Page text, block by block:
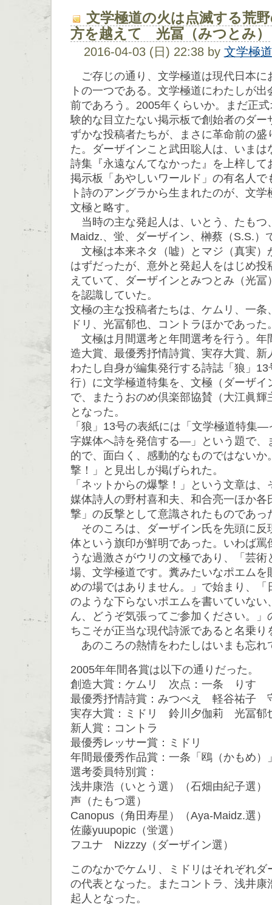
文学極道の火は点滅する荒
方を越えて 光冨（みつとみ）
2016-04-03 (日) 22:38 by 文学極
ご存じの通り、文学極道は現代日本に
トの一つである。文学極道にわたしが
前であろう。2005年くらいか。まだ正
験的な目立たない掲示板で創始者のダー
ずかな投稿者たちが、まさに革命前の盛
た。ダーザインこと武田聡人は、いまは
詩集『永遠なんてなかった』を上梓して
掲示板「あやしいワールド」の有名人で
ト詩のアングラから生まれたのが、文
文極と略す。
当時の主な発起人は、いとう、たもつ
Maidz.、蛍、ダーザイン、榊蔡（S.S.）
文極は本来ネタ（嘘）とマジ（真実）
はずだったが、意外と発起人をはじめ投
えていて、ダーザインとみつとみ（光
を認識していた。
文極の主な投稿者たちは、ケムリ、一条
ドリ、光冨郁也、コントラほかであった
文極は月間選考と年間選考を行う。年
造大賞、最優秀抒情詩賞、実存大賞、新
わたし自身が編集発行する詩誌「狼」
行）に文学極道特集を、文極（ダーザイ
で、またうおのめ倶楽部協賛（大江眞輝
となった。
「狼」13号の表紙には「文学極道特集
字媒体へ詩を発信する―」という題で、
的で、面白く、感動的なものではないか
撃！」と見出しが掲げられた。
「ネットからの爆撃！」という文章は
媒体詩人の野村喜和夫、和合亮一ほか各
撃」の反撃として意識されたものであっ
そのころは、ダーザイン氏を先頭に反
体という旗印が鮮明であった。いわば罵
うな過激さがウリの文極であり、「芸
場、文学極道です。糞みたいなポエムを
めの場ではありません。」で始まり、「
のような下らないポエムを書いていない
ん、どうぞ気張ってご参加ください。
ちこそが正当な現代詩派であると名乗り
あのころの熱情をわたしはいまも忘れ
2005年年間各賞は以下の通りだった。
創造大賞：ケムリ 次点：一条 りす
最優秀抒情詩賞：みつべえ 軽谷祐子
実存大賞：ミドリ 鈴川夕伽莉 光冨郁
新人賞：コントラ
最優秀レッサー賞：ミドリ
年間最優秀作品賞：一条「鴎（かもめ）
選考委員特別賞：
浅井康浩（いとう選）（石畑由紀子選）
声（たもつ選）
Canopus（角田寿星）（Aya-Maidz.選）
佐藤yuupopic（蛍選）
フユナ Nizzzy（ダーザイン選）
このなかでケムリ、ミドリはそれぞれ
の代表となった。またコントラ、浅井康
起人となった。